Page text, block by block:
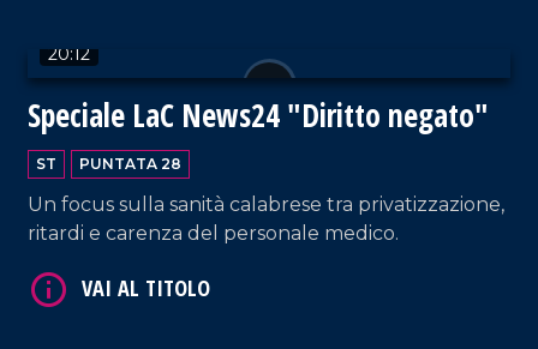
20:12
Speciale LaC News24 "Diritto negato"
ST PUNTATA 28
Un focus sulla sanità calabrese tra privatizzazione,
ritardi e carenza del personale medico.